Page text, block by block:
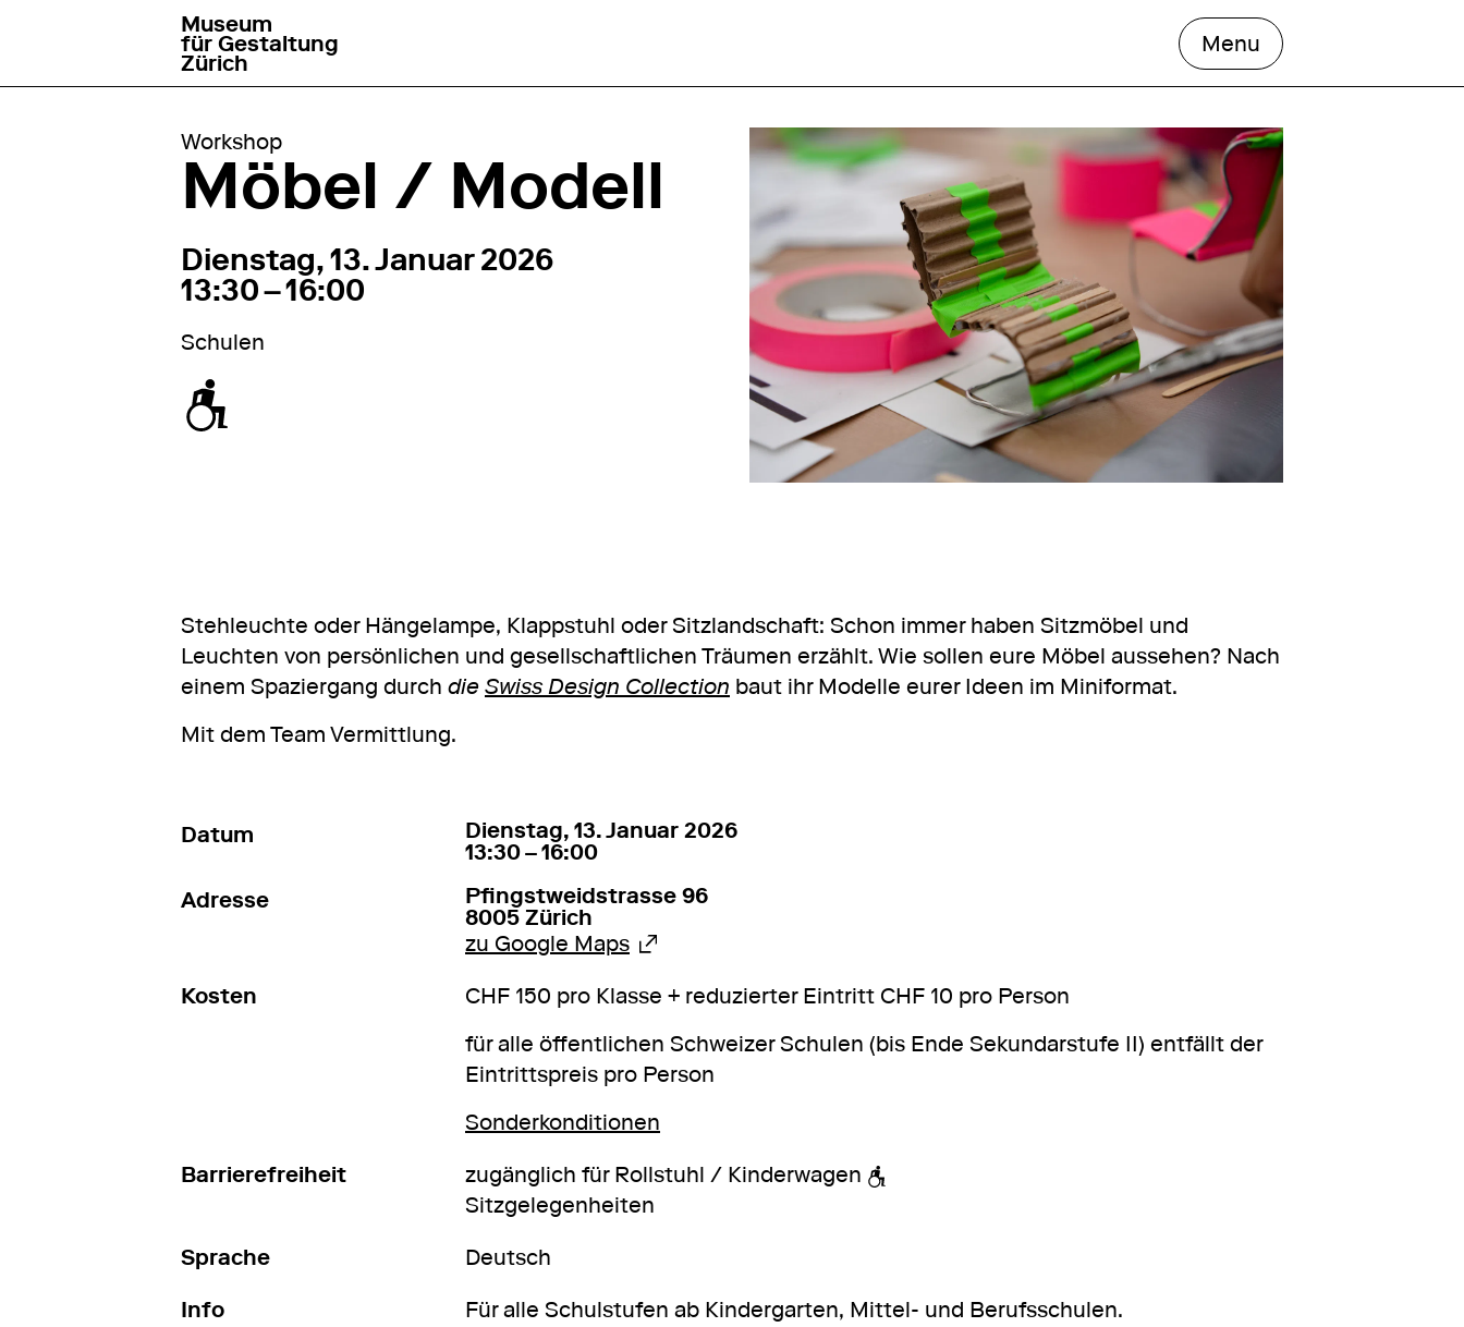
go to homepage
Museum
für Gestaltung
Zürich
Menu open the main
Workshop
Möbel / Modell
13. Januar 202613:30 – 16:00
Dienstag, 13. Januar 2026
13:30 – 16:00
Schulen
Stehleuchte oder Hängelampe, Klappstuhl oder Sitzlandschaft: Schon immer haben Sitzmöbel und
Leuchten von persönlichen und gesellschaftlichen Träumen erzählt. Wie sollen eure Möbel aussehen? Nach
einem Spaziergang durch die Swiss Design Collection baut ihr Modelle eurer Ideen im Miniformat.
Mit dem Team Vermittlung.
Datum 13. Januar 202613:30 – 16:00
Dienstag, 13. Januar 2026
13:30 – 16:00
Adresse
Pfingstweidstrasse 96
8005 Zürich
zu Google MapsExterner Link
Kosten
CHF 150 pro Klasse + reduzierter Eintritt CHF 10 pro Person
für alle öffentlichen Schweizer Schulen (bis Ende Sekundarstufe II) entfällt der
Eintrittspreis pro Person
Sonderkonditionen
Barrierefreiheit
zugänglich für Rollstuhl / Kinderwagen
Sitzgelegenheiten
Sprache
Deutsch
Info
Für alle Schulstufen ab Kindergarten, Mittel- und Berufsschulen.